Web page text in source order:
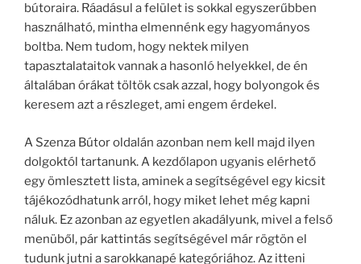
bútoraira. Ráadásul a felület is sokkal egyszerűbben
használható, mintha elmennénk egy hagyományos
boltba. Nem tudom, hogy nektek milyen
tapasztalataitok vannak a hasonló helyekkel, de én
általában órákat töltök csak azzal, hogy bolyongok és
keresem azt a részleget, ami engem érdekel.
A Szenza Bútor oldalán azonban nem kell majd ilyen
dolgoktól tartanunk. A kezdőlapon ugyanis elérhető
egy ömlesztett lista, aminek a segítségével egy kicsit
tájékozódhatunk arról, hogy miket lehet még kapni
náluk. Ez azonban az egyetlen akadályunk, mivel a felső
menüből, pár kattintás segítségével már rögtön el
tudunk jutni a sarokkanapé kategóriához. Az itteni